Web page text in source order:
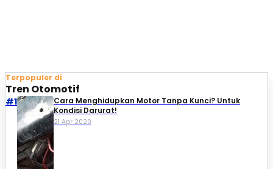
Terpopuler di
Tren Otomotif
#1
Cara Menghidupkan Motor Tanpa Kunci? Untuk
Kondisi Darurat!
21 Apr 2020